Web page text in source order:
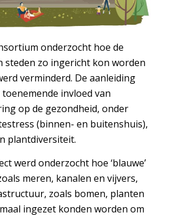
onderzocht hoe de
zo ingericht kon worden
verminderd. De aanleiding
invloed van
op de gezondheid, onder
(binnen- en buitenshuis),
plantdiversiteit.
werd onderzocht hoe ‘blauwe’
meren, kanalen en vijvers,
zoals bomen, planten
ingezet konden worden om